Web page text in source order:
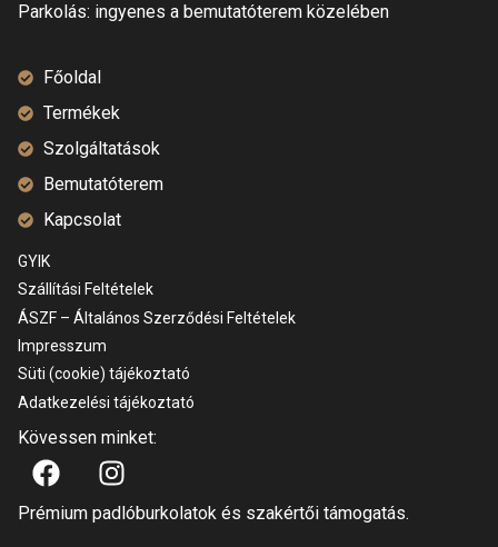
Parkolás: ingyenes a bemutatóterem közelében
Főoldal
Termékek
Szolgáltatások
Bemutatóterem
Kapcsolat
GYIK
Szállítási Feltételek
ÁSZF – Általános Szerződési Feltételek
Impresszum
Süti (cookie) tájékoztató
Adatkezelési tájékoztató
Kövessen minket:
Prémium padlóburkolatok és szakértői támogatás.